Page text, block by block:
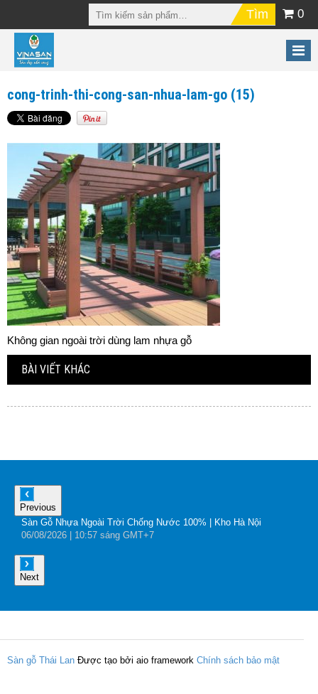
0
cong-trinh-thi-cong-san-nhua-lam-go (15)
Không gian ngoài trời dùng lam nhựa gỗ
BÀI VIẾT KHÁC
Previous
Sàn Gỗ Nhựa Ngoài Trời Chống Nước 100% | Kho Hà Nội
06/08/2026 | 10:57 sáng GMT+7
Next
Sàn gỗ Thái Lan Được tạo bởi aio framework Chính sách bảo mật